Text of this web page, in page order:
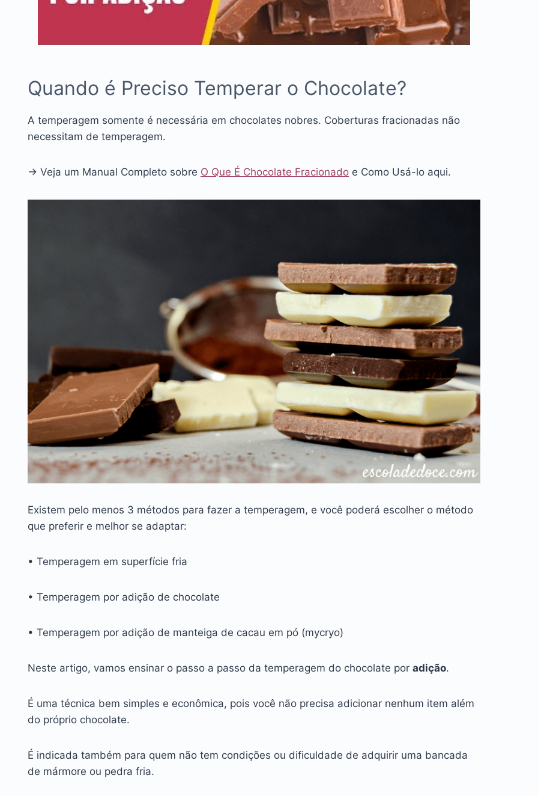
Quando é Preciso Temperar o Chocolate?
A temperagem somente é necessária em chocolates nobres. Coberturas fracionadas não
necessitam de temperagem.
→ Veja um Manual Completo sobre O Que É Chocolate Fracionado e Como Usá-lo aqui.
Existem pelo menos 3 métodos para fazer a temperagem, e você poderá escolher o método
que preferir e melhor se adaptar:
• Temperagem em superfície fria
• Temperagem por adição de chocolate
• Temperagem por adição de manteiga de cacau em pó (mycryo)
Neste artigo, vamos ensinar o passo a passo da temperagem do chocolate por adição.
É uma técnica bem simples e econômica, pois você não precisa adicionar nenhum item além
do próprio chocolate.
É indicada também para quem não tem condições ou dificuldade de adquirir uma bancada
de mármore ou pedra fria.